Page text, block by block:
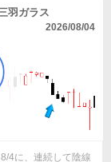
羽ガラス
2026/08/04
4に、連続して陰線